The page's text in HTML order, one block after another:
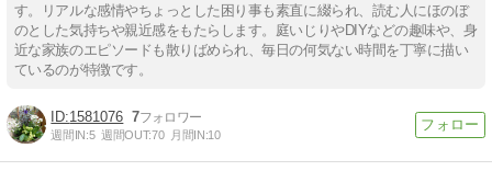
す。リアルな感情やちょっとした困り事も素直に綴られ、読む人にほのぼ
のとした気持ちや親近感をもたらします。庭いじりやDIYなどの趣味や、身
近な家族のエピソードも散りばめられ、毎日の何気ない時間を丁寧に描い
ているのが特徴です。
1581076 7
週間IN:5 週間OUT:70 月間IN:10